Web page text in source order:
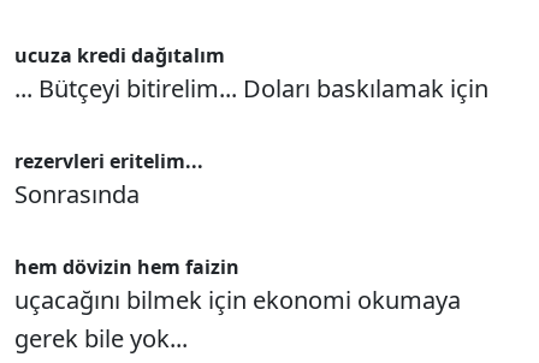
ucuza kredi dağıtalım
... Bütçeyi bitirelim... Doları baskılamak için
rezervleri eritelim...
Sonrasında
hem dövizin hem faizin
uçacağını bilmek için ekonomi okumaya
gerek bile yok...